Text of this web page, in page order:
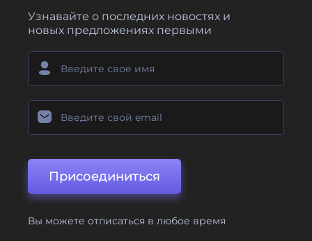
Узнавайте о последних новостях и
новых предложениях первыми
Присоединиться
Вы можете отписаться в любое время